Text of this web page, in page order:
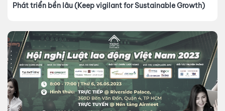
Phát triển bền lâu (Keep vigilant for Sustainable Growth)